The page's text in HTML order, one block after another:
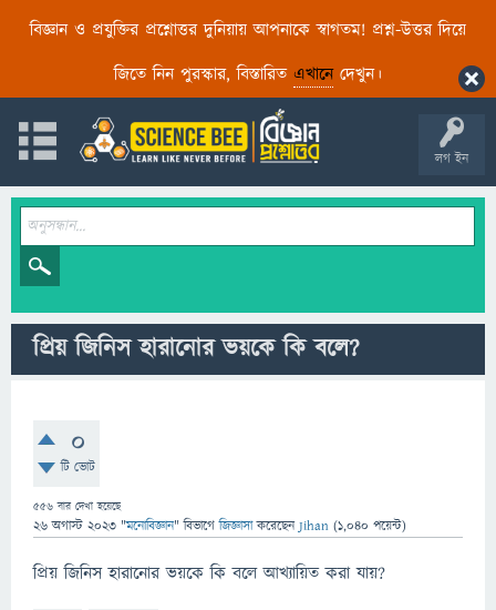
বিজ্ঞান ও প্রযুক্তির প্রশ্নোত্তর দুনিয়ায় আপনাকে স্বাগতম! প্রশ্ন-উত্তর দিয়ে
জিতে নিন পুরস্কার, বিস্তারিত এখানেদেখুন।
লগ ইন
প্রিয় জিনিস হারানোর ভয়কে কি বলে?
0
টি ভোট
556 বার দেখা হয়েছে
26 অগাস্ট 2023 "মনোবিজ্ঞান" বিভাগে জিজ্ঞাসাকরেছেনJihan (1,040 পয়েন্ট)
প্রিয় জিনিস হারানোর ভয়কে কি বলে আখ্যায়িত করা যায়?